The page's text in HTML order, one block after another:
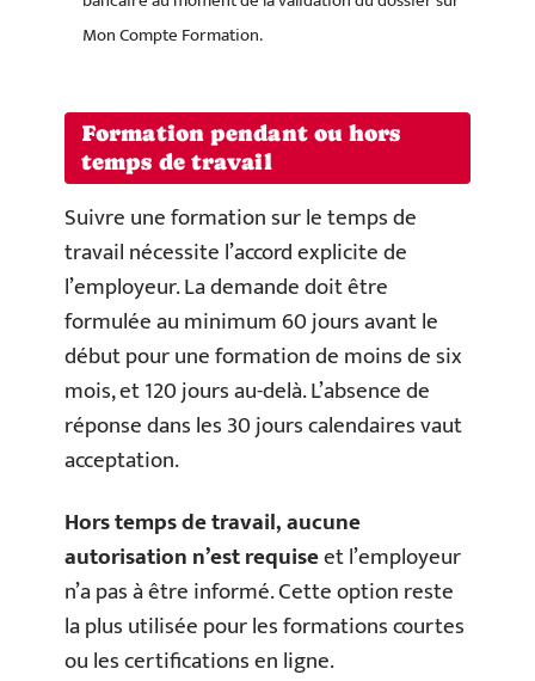
Mon Compte Formation.
Formation pendant ou hors
temps de travail
Suivre une formation sur le temps de
travail nécessite l’accord explicite de
l’employeur. La demande doit être
formulée au minimum 60 jours avant le
début pour une formation de moins de six
mois, et 120 jours au-delà. L’absence de
réponse dans les 30 jours calendaires vaut
acceptation.
Hors temps de travail, aucune
autorisation n’est requiseet l’employeur
n’a pas à être informé. Cette option reste
la plus utilisée pour les formations courtes
ou les certifications en ligne.